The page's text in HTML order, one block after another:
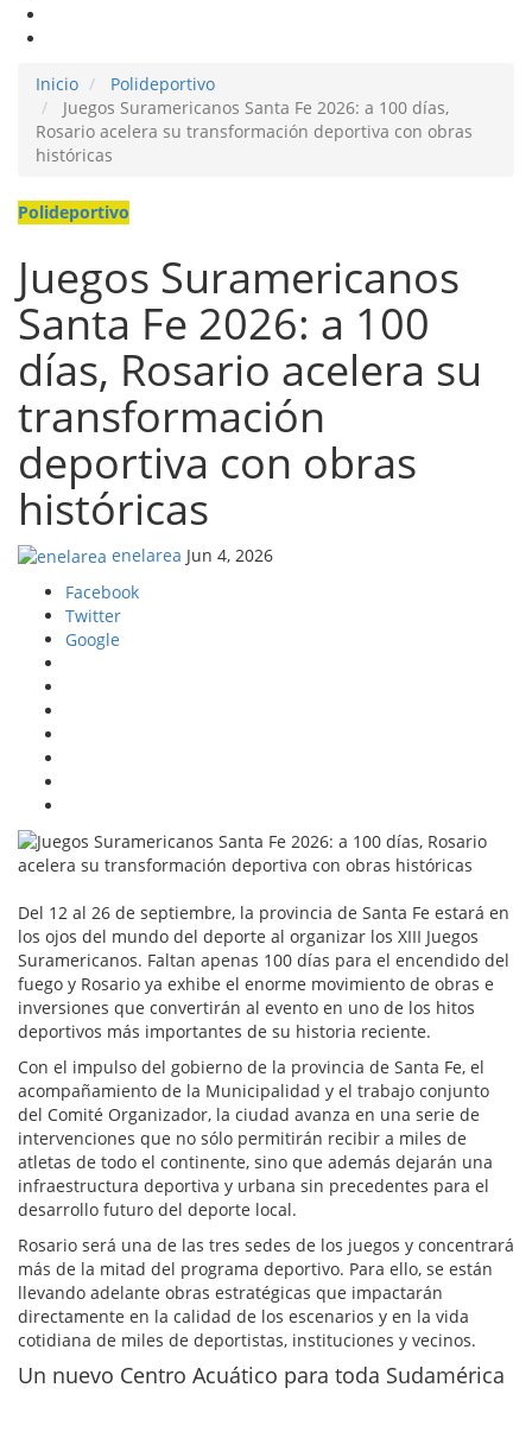
Inicio
Polideportivo
Juegos Suramericanos Santa Fe 2026: a 100 días,
Rosario acelera su transformación deportiva con obras
históricas
Polideportivo
Juegos Suramericanos
Santa Fe 2026: a 100
días, Rosario acelera su
transformación
deportiva con obras
históricas
enelarea Jun 4, 2026
Facebook
Twitter
Google
Del 12 al 26 de septiembre, la provincia de Santa Fe estará en
los ojos del mundo del deporte al organizar los XIII Juegos
Suramericanos. Faltan apenas 100 días para el encendido del
fuego y Rosario ya exhibe el enorme movimiento de obras e
inversiones que convertirán al evento en uno de los hitos
deportivos más importantes de su historia reciente.
Con el impulso del gobierno de la provincia de Santa Fe, el
acompañamiento de la Municipalidad y el trabajo conjunto
del Comité Organizador, la ciudad avanza en una serie de
intervenciones que no sólo permitirán recibir a miles de
atletas de todo el continente, sino que además dejarán una
infraestructura deportiva y urbana sin precedentes para el
desarrollo futuro del deporte local.
Rosario será una de las tres sedes de los juegos y concentrará
más de la mitad del programa deportivo. Para ello, se están
llevando adelante obras estratégicas que impactarán
directamente en la calidad de los escenarios y en la vida
cotidiana de miles de deportistas, instituciones y vecinos.
Un nuevo Centro Acuático para toda Sudamérica